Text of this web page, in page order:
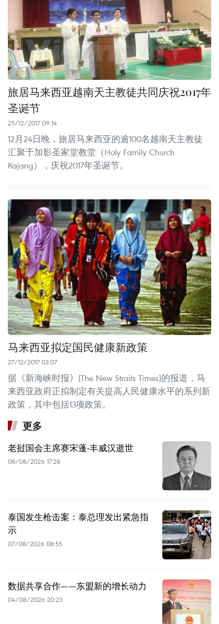
旅居马来西亚越南天主教徒共同庆祝2017年
圣诞节
25/12/2017 09:14
12月24日晚，旅居马来西亚的逾100名越南天主教徒
汇聚于加影圣家堂教堂（Holy Family Church
Kajang），庆祝2017年圣诞节。
马来西亚拟定国民健康新政策
27/12/2017 03:07
据《新海峡时报》(The New Straits Times)的报道，马
来西亚政府正拟制定有关提高人民健康水平的系列新
政策，其中包括13项政策。
更多
老挝国会主席赛宋蓬·丰威汉逝世
08/08/2026 17:28
泰国发生枪击案：泰总理发出紧急指
示
07/08/2026 08:55
数据共享合作——东盟新的增长动力
04/08/2026 20:23